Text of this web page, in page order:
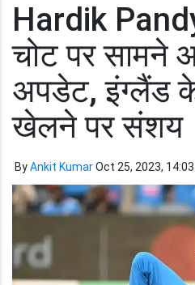
Hardik
चोट पर सामने
अपडेट, इंग्लैंड
खेलने पर संशय
ByAnkit KumarOct 25, 2023,